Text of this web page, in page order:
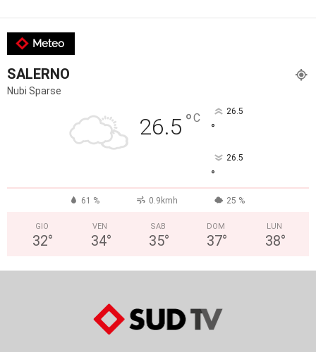
Meteo
SALERNO
Nubi Sparse
26.5 °C 26.5
°
26.5
°
61 % 0.9kmh 25 %
GIO
32°
VEN
34°
SAB
35°
DOM
37°
LUN
38°